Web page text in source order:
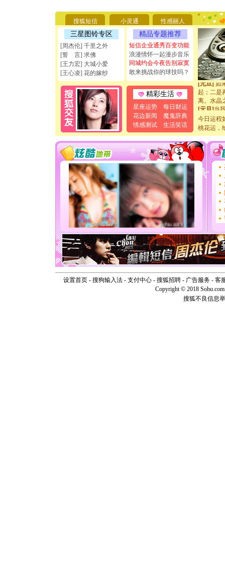
搜狐短信 小灵通 性感丽人
三星图铃专区
[周杰伦] 千里之外
[誓 言] 求佛
[王力宏] 大城小爱
[王心凌] 花的嫁纱
精品专题推荐
短信企业通秀百变功能
浪漫情怀一起漫步音乐
同城约会今夜告别寂寞
敢来挑战你的球技吗？
精彩生活
星座运势
每日财运
花边新闻
魔鬼辞典
情感测试
生活笑话
能正大光
天都要快
[圣诞节]
如意,快
[元旦]看
断电。爱
你是我专
[元旦]如
起；二是
离。水晶
[元旦]当
泣，这痛
卖了。水
[春节]风
颜！冬去
道一声平
[春节]传
片叶子是
送你一
[圣诞节]
你太多
要平安
[圣诞节]
能正大
天都要快
[圣诞节]
如意,快
[元旦]看
断电。爱
你是我专
[元旦]如
起；二是
离。水晶
[元旦]当
今日运程
桃花运，
设置首页- 搜狗输入法- 支付中心- 搜狐招聘- 广告服务- 客
Copyright © 2018
搜狐不良信息